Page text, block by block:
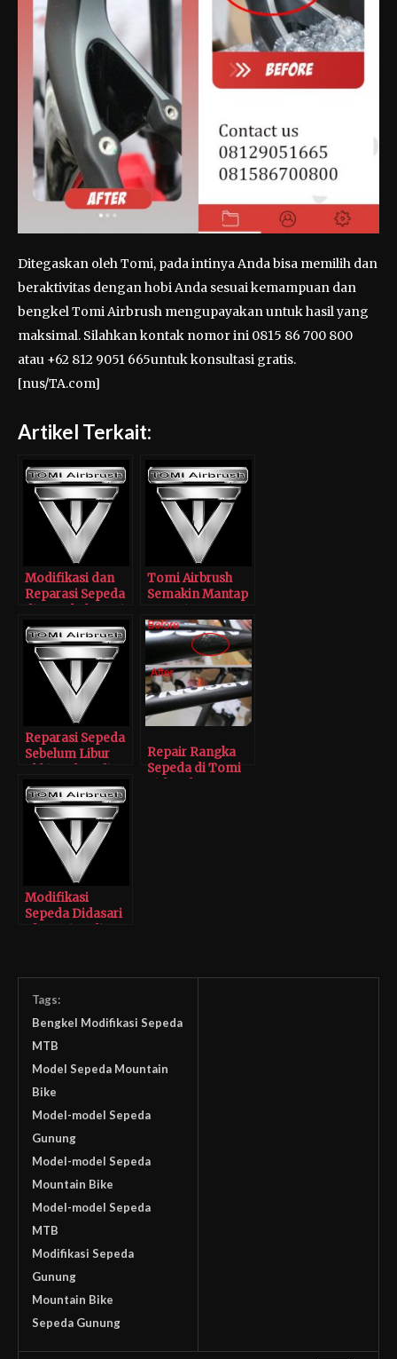
Ditegaskan oleh Tomi, pada intinya Anda bisa memilih dan
beraktivitas dengan hobi Anda sesuai kemampuan dan
bengkel Tomi Airbrush mengupayakan untuk hasil yang
maksimal. Silahkan kontak nomor ini 0815 86 700 800
atau +62 812 9051 665untuk konsultasi gratis.
[nus/TA.com]
Artikel Terkait:
Modifikasi dan
Reparasi Sepeda
Airbrush
Tomi Airbrush
Semakin Mantap
Modifikasi dan
Reparasi Sepeda
Reparasi Sepeda
Sebelum Libur
Bengkel Tomi
Airbrush
Repair Rangka
Sepeda di Tomi
Modifikasi
Sepeda Didasari
Tags:
Bengkel Modifikasi Sepeda
MTB
Model Sepeda Mountain
Bike
Model-model Sepeda
Gunung
Model-model Sepeda
Mountain Bike
Model-model Sepeda
MTB
Modifikasi Sepeda
Gunung
Mountain Bike
Sepeda Gunung